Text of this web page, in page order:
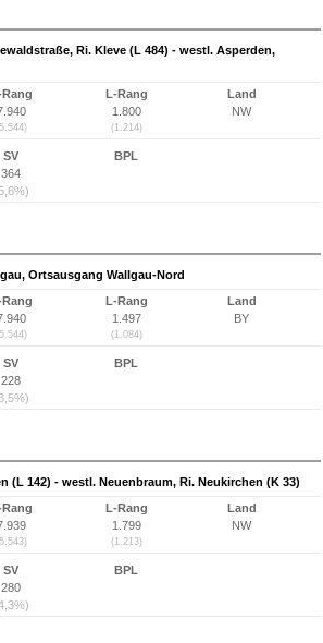
Ri. Kleve (L 484) - westl. Asperden,
Rang
L-Rang
1.800
(1.214)
Land
NW
SV
364
BPL
Ortsausgang Wallgau-Nord
Rang
L-Rang
1.497
(1.084)
Land
BY
SV
228
BPL
(L 142) - westl. Neuenbraum, Ri. Neukirchen (K 33)
Rang
L-Rang
1.799
(1.213)
Land
NW
SV
280
BPL